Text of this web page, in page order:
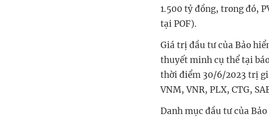
1.500 tỷ đồng, trong đó,
tại POF).
Giá trị đầu tư của Bảo
thuyết minh cụ thể tại
thời điểm 30/6/2023 trị
VNM, VNR, PLX, CTG,
Danh mục đầu tư của